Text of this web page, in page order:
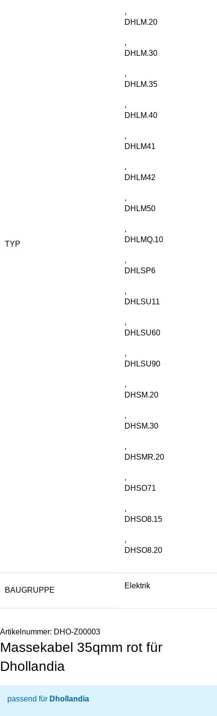
TYP
,
DHLM.20
,
DHLM.30
,
DHLM.35
,
DHLM.40
,
DHLM41
,
DHLM42
,
DHLM50
,
DHLMQ.10
,
DHLSP6
,
DHLSU11
,
DHLSU60
,
DHLSU90
,
DHSM.20
,
DHSM.30
,
DHSMR.20
,
DHSO71
,
DHSO8.15
,
DHSO8.20
BAUGRUPPE
Elektrik
Artikelnummer: DHO-Z00003
Massekabel 35qmm rot für
Dhollandia
passend für Dhollandia